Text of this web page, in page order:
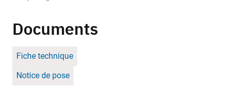
Documents
Fiche technique
Notice de pose